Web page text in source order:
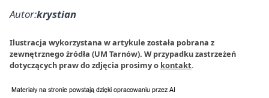
Autor:krystian
Ilustracja wykorzystana w artykule została pobrana z
zewnętrznego źródła (UM Tarnów). W przypadku zastrzeżeń
dotyczących praw do zdjęcia prosimy o kontakt.